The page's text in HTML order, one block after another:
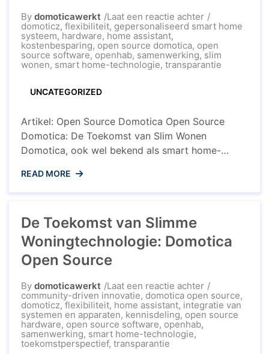
By domoticawerkt Laat een reactie achterop
De
van
Open
Source
Handen
domoticz, flexibiliteit, gepersonaliseerd smart home
systeem, hardware, home assistant,
kostenbesparing, open source domotica, open
source software, openhab, samenwerking, slim
wonen, smart home-technologie, transparantie
UNCATEGORIZED
Artikel: Open Source Domotica Open Source
Domotica: De Toekomst van Slim Wonen
Domotica, ook wel bekend als smart home-
huizen beheren en controleren ingrijpend
veranderd. Een opkomende trend binnen de
source software om slimme systemen aan te
sturen. Open source domotica ...
READ MORE
De Toekomst van Slimme
Woningtechnologie: Domotica
Open Source
By domoticawerkt Laat een reactie achterop
De
Toekomst
van
community-driven innovatie, domotica open source,
domoticz, flexibiliteit, home assistant, integratie van
systemen en apparaten, kennisdeling, open source
hardware, open source software, openhab,
samenwerking, smart home-technologie,
toekomstperspectief, transparantie